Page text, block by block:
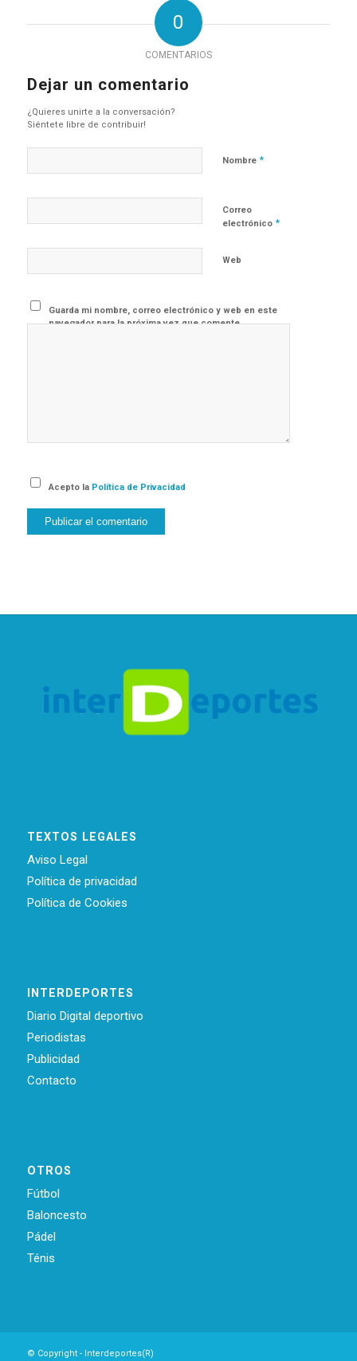
0
COMENTARIOS
Dejar un comentario
¿Quieres unirte a la conversación?
Siéntete libre de contribuir!
Nombre *
Correo
electrónico *
Web
Guarda mi nombre, correo electrónico y web en este
navegador para la próxima vez que comente.
Acepto la Política de Privacidad
TEXTOS LEGALES
Aviso Legal
Política de privacidad
Política de Cookies
INTERDEPORTES
Diario Digital deportivo
Periodistas
Publicidad
Contacto
OTROS
Fútbol
Baloncesto
Pádel
Ténis
© Copyright - Interdeportes(R)